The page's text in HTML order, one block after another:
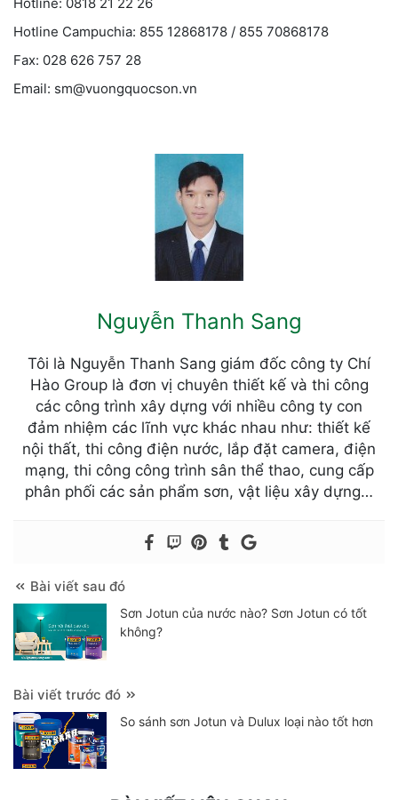
Hotline: 0818 21 22 26
Hotline Campuchia: 855 12868178 / 855 70868178
Fax: 028 626 757 28
Email: sm@vuongquocson.vn
Nguyễn Thanh Sang
Tôi là Nguyễn Thanh Sang giám đốc công ty Chí
Hào Group là đơn vị chuyên thiết kế và thi công
các công trình xây dựng với nhiều công ty con
đảm nhiệm các lĩnh vực khác nhau như: thiết kế
nội thất, thi công điện nước, lắp đặt camera, điện
mạng, thi công công trình sân thể thao, cung cấp
phân phối các sản phẩm sơn, vật liệu xây dựng…
Bài viết sau đó
Sơn Jotun của nước nào? Sơn Jotun có tốt
không?
Bài viết trước đó
So sánh sơn Jotun và Dulux loại nào tốt hơn